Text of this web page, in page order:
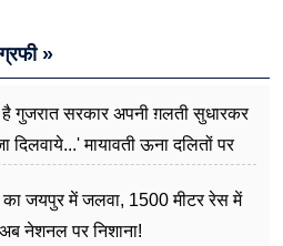
»
है गुजरात सरकार अपनी ग़लती सुधारकर
दिलवाये...' मायावती ऊना दलितों पर
का जयपुर में जलवा, 1500 मीटर रेस में
नेशनल पर निशाना!